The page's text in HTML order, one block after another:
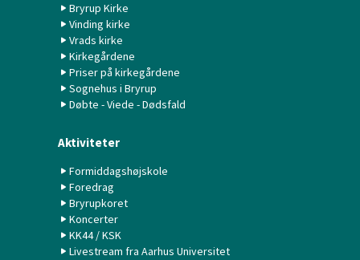
Bryrup Kirke
Vinding kirke
Vrads kirke
Kirkegårdene
Priser på kirkegårdene
Sognehus i Bryrup
Døbte - Viede - Dødsfald
Aktiviteter
Formiddagshøjskole
Foredrag
Bryrupkoret
Koncerter
KK44 / KSK
Livestream fra Aarhus Universitet